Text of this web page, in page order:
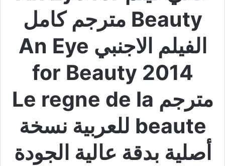
Beauty مترجم كامل
الفيلم الاجنبي An Eye
for Beauty 2014
مترجم Le regne de la
beaute للعربية نسخة
أصلية بدقة عالية الجودة